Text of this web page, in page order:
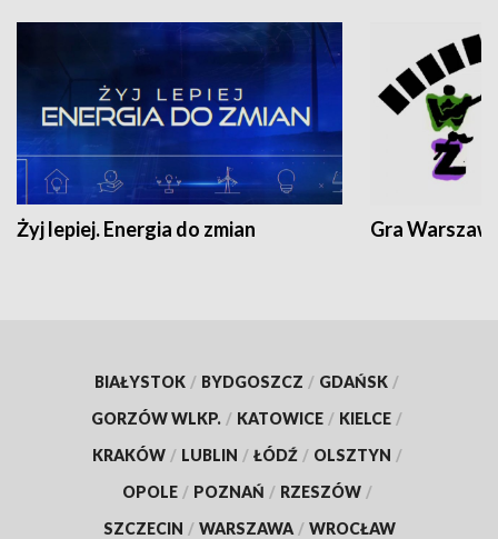
Żyj lepiej. Energia do zmian Gra
BIAŁYSTOK / BYDGOSZCZ / GDAŃSK /
GORZÓW WLKP. / KATOWICE / KIELCE /
KRAKÓW / LUBLIN / ŁÓDŹ / OLSZTYN /
OPOLE / POZNAŃ / RZESZÓW /
SZCZECIN / WARSZAWA / WROCŁAW